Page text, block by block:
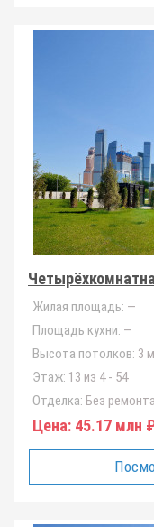
Жилая площадь: —
Площадь кухни: —
Высота потолков: 3 м
Этаж: 13 из 4 - 54
Отделка: Без ремонта
Цена: 45.17 млн